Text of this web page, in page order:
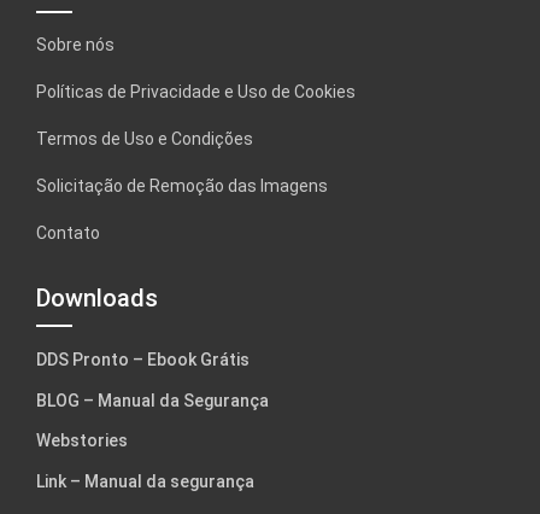
Sobre nós
Políticas de Privacidade e Uso de Cookies
Termos de Uso e Condições
Solicitação de Remoção das Imagens
Contato
Downloads
DDS Pronto – Ebook Grátis
BLOG – Manual da Segurança
Webstories
Link – Manual da segurança